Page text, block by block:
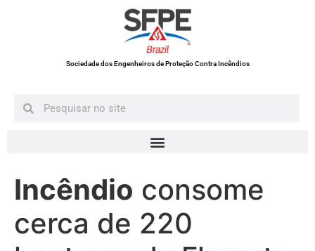
Sociedade dos Engenheiros de Proteção Contra Incêndios
Incêndio consome
cerca de 220